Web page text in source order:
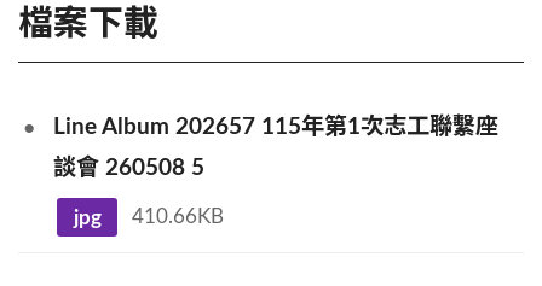
檔案下載
Line Album 202657 115年第1次志工聯繫座
談會 260508 5
jpg 410.66KB